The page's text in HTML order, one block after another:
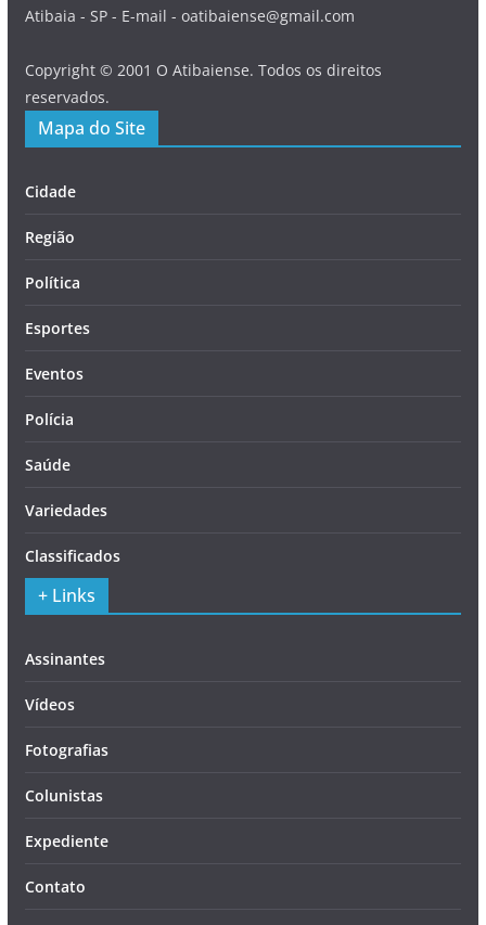
Atibaia - SP - E-mail - oatibaiense@gmail.com
Copyright © 2001 O Atibaiense. Todos os direitos
reservados.
Mapa do Site
Cidade
Região
Política
Esportes
Eventos
Polícia
Saúde
Variedades
Classificados
+ Links
Assinantes
Vídeos
Fotografias
Colunistas
Expediente
Contato